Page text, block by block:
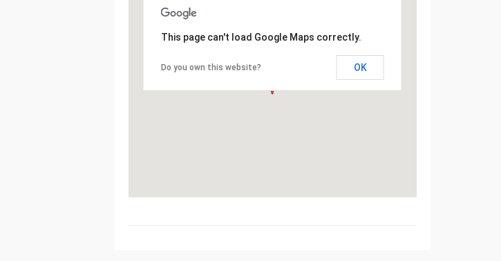
This page can't load Google Maps correctly.
Do you own this website? OK